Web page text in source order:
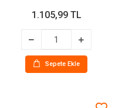
1.105,99 TL
Sepete Ekle